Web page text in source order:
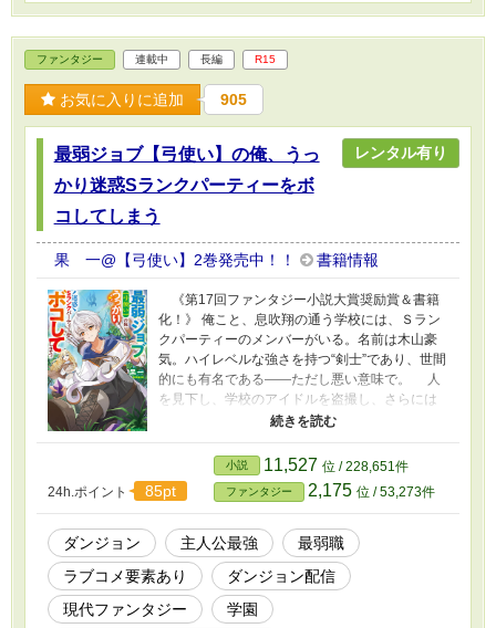
ファンタジー 連載中 長編 R15
お気に入りに追加 905
最弱ジョブ【弓使い】の俺、うっ
かり迷惑Sランクパーティーをボ
コしてしまう
レンタル有り
果 一@【弓使い】2巻発売中！！ 書籍情報
《第17回ファンタジー小説大賞奨励賞＆書籍
化！》 俺こと、息吹翔の通う学校には、Ｓラン
クパーティーのメンバーがいる。名前は木山豪
気。ハイレベルな強さを持つ“剣士”であり、世間
的にも有名である――ただし悪い意味で。 人
を見下し、学校のアイドルを盗撮し、さらには
平気で他のダンジョン冒険者を襲う、最低最悪
の人間だった。しかも俺が最弱ジョブと言われ
る「弓使い（アーチャー）」だとわかるや否
や、ガムを吐き捨てバカにしてくる始末。 「こ
いつとは二度と関わりたくないな」 そう思っ
た矢先、ダンジョン攻略中に豪気が所属するＳ
ランクパーティーと遭遇してしまい、問答無用
で攻撃を受けて―― しかし、豪気達は知らな
い。俺が弓捌きを極め、ＳＳランクまで到達し
ているということを。 そして、俺も知らな
い。豪気達との戦いの様子が全国配信されてい
24h.ポイント 85pt
小説 11,527 位 / 228,651件
ファンタジー 2,175 位 / 53,273件
ダンジョン 主人公最強
最弱職
ラブコメ要素あり
ダンジョン配信
現代ファンタジー
学園